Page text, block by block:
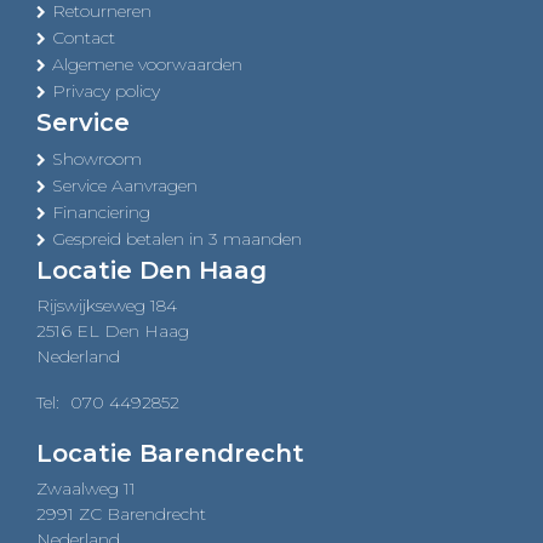
Retourneren
Contact
Algemene voorwaarden
Privacy policy
Service
Showroom
Service Aanvragen
Financiering
Gespreid betalen in 3 maanden
Locatie Den Haag
Rijswijkseweg 184
2516 EL Den Haag
Nederland
Tel: 070 4492852
Locatie Barendrecht
Zwaalweg 11
2991 ZC Barendrecht